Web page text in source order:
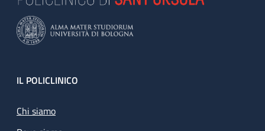
Footer
IL POLICLINICO
Chi siamo